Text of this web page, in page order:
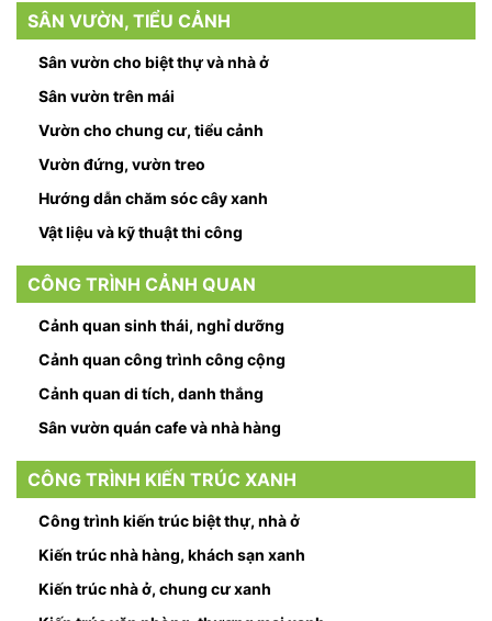
SÂN VƯỜN, TIỂU CẢNH
Sân vườn cho biệt thự và nhà ở
Sân vườn trên mái
Vườn cho chung cư, tiểu cảnh
Vườn đứng, vườn treo
Hướng dẫn chăm sóc cây xanh
Vật liệu và kỹ thuật thi công
CÔNG TRÌNH CẢNH QUAN
Cảnh quan sinh thái, nghỉ dưỡng
Cảnh quan công trình công cộng
Cảnh quan di tích, danh thắng
Sân vườn quán cafe và nhà hàng
CÔNG TRÌNH KIẾN TRÚC XANH
Công trình kiến trúc biệt thự, nhà ở
Kiến trúc nhà hàng, khách sạn xanh
Kiến trúc nhà ở, chung cư xanh